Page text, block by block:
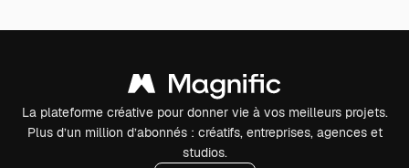
La plateforme créative pour donner vie à vos meilleurs projets.
Plus d’un million d’abonnés : créatifs, entreprises, agences et
studios.